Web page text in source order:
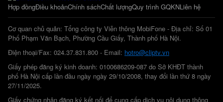
Hợp đồngĐiều khoảnChính sáchChất lượngQuy trình GQKNLiên hệ
Cơ quan chủ quản: Tổng công ty Viễn thông MobiFone - Địa chỉ: Số 01
Phố Phạm Văn Bạch, Phường Cầu Giấy, Thành phố Hà Nội.
Điện thoại/Fax: 024.37.831.800 - Email: hotro@cliptv.vn
Giấy phép đăng ký kinh doanh: 0100686209-087 do Sở KHĐT thành
phố Hà Nội cấp lần đầu ngày ngày 29/10/2008, thay đổi lần thứ 8 ngày
27/11/2025.
Giấy chứng nhận đăng ký kết nối để cung cấp dịch vụ nội dung thông